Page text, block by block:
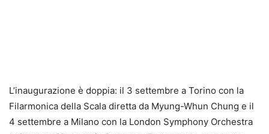
L’inaugurazione è doppia: il 3 settembre a Torino con la
Filarmonica della Scala diretta da Myung-Whun Chung e il
4 settembre a Milano con la London Symphony Orchestra